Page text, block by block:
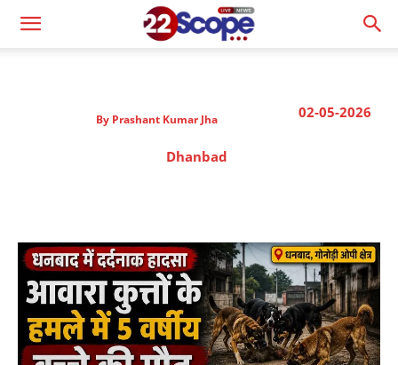
02-05-2026
By Prashant Kumar Jha
Dhanbad